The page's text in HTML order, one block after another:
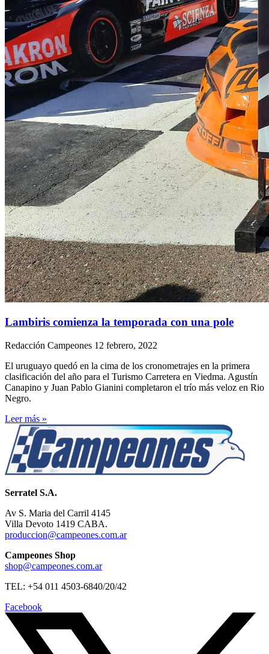
Lambiris comienza la temporada con una pole
Redacción Campeones 12 febrero, 2022
El uruguayo quedó en la cima de los cronometrajes en la primera
clasificación del año para el Turismo Carretera en Viedma. Agustín
Canapino y Juan Pablo Gianini completaron el trío más veloz en Rio
Negro.
Leer más »
Serratel S.A.
Av S. Maria del Carril 4145
Villa Devoto 1419 CABA.
produccion@campeones.com.ar
Campeones Shop
shop@campeones.com.ar
TEL: +54 011 4503-6840/20/42
Facebook